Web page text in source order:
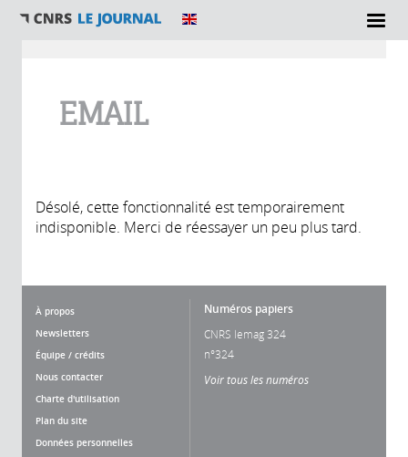
EMAIL
Désolé, cette fonctionnalité est temporairement
indisponible. Merci de réessayer un peu plus tard.
À propos
Newsletters
Équipe / crédits
Nous contacter
Charte d'utilisation
Plan du site
Données personnelles
Numéros papiers
CNRS lemag 324
n°324
Voir tous les numéros